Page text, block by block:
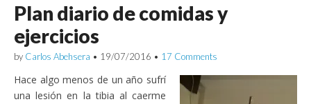
Plan diario de comidas y
ejercicios
by Carlos Abehsera • 19/07/2016 • 17 Comments
Hace algo menos de un año sufrí
una lesión en la tibia al caerme